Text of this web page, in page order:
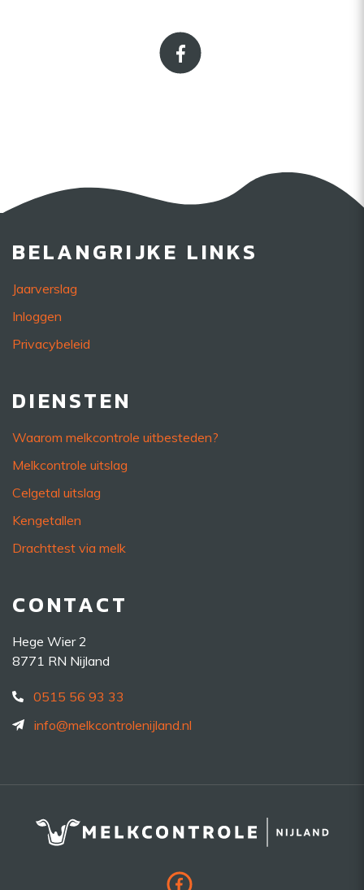
BELANGRIJKE LINKS
Jaarverslag
Inloggen
Privacybeleid
DIENSTEN
Waarom melkcontrole uitbesteden?
Melkcontrole uitslag
Celgetal uitslag
Kengetallen
Drachttest via melk
CONTACT
Hege Wier 2
8771 RN Nijland
0515 56 93 33
info@melkcontrolenijland.nl